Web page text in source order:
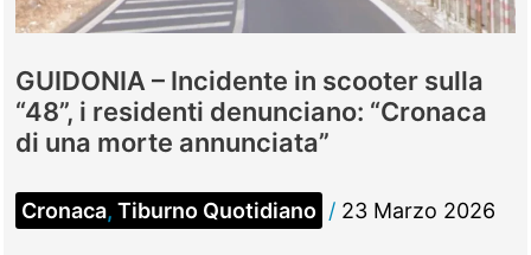
GUIDONIA – Incidente in scooter sulla
“48”, i residenti denunciano: “Cronaca
di una morte annunciata”
Cronaca, Tiburno Quotidiano / 23 Marzo 2026